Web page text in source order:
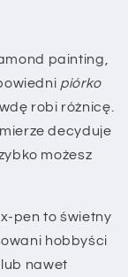
painting,
piórko
robi różnicę.
decyduje
możesz
pen to świetny
hobbyści
nawet